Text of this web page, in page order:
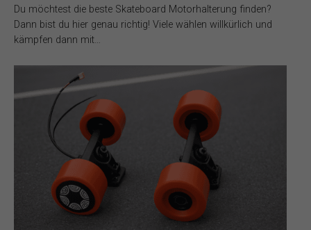
Du möchtest die beste Skateboard Motorhalterung finden?
Dann bist du hier genau richtig! Viele wählen willkürlich und
kämpfen dann mit…